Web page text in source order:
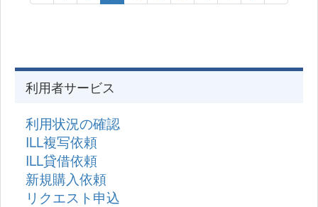
利用者サービス
利用状況の確認
ILL複写依頼
ILL貸借依頼
新規購入依頼
リクエスト申込